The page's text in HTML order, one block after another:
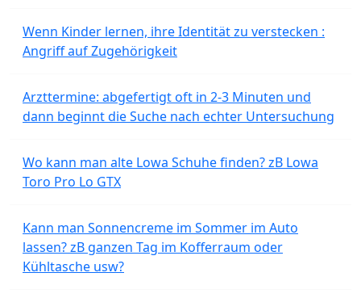
Wenn Kinder lernen, ihre Identität zu verstecken :
Angriff auf Zugehörigkeit
Arzttermine: abgefertigt oft in 2-3 Minuten und
dann beginnt die Suche nach echter Untersuchung
Wo kann man alte Lowa Schuhe finden? zB Lowa
Toro Pro Lo GTX
Kann man Sonnencreme im Sommer im Auto
lassen? zB ganzen Tag im Kofferraum oder
Kühltasche usw?